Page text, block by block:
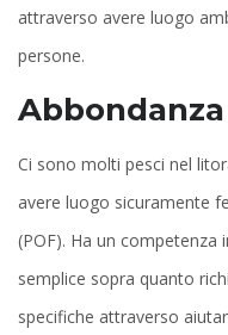
attraverso avere luogo
persone.
Ci sono molti pesci nel
avere luogo sicuramente
(POF). Ha un competenza
semplice sopra quanto
specifiche attraverso